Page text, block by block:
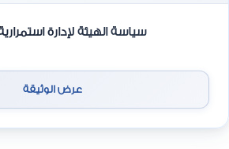
سياسة الهيئة لإدارة
عرض الوثيقة